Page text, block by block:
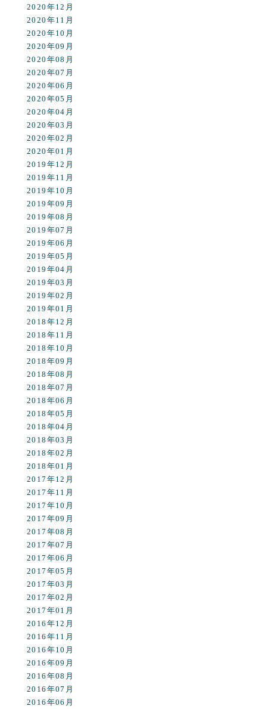
2020年12月
2020年11月
2020年10月
2020年09月
2020年08月
2020年07月
2020年06月
2020年05月
2020年04月
2020年03月
2020年02月
2020年01月
2019年12月
2019年11月
2019年10月
2019年09月
2019年08月
2019年07月
2019年06月
2019年05月
2019年04月
2019年03月
2019年02月
2019年01月
2018年12月
2018年11月
2018年10月
2018年09月
2018年08月
2018年07月
2018年06月
2018年05月
2018年04月
2018年03月
2018年02月
2018年01月
2017年12月
2017年11月
2017年10月
2017年09月
2017年08月
2017年07月
2017年06月
2017年05月
2017年03月
2017年02月
2017年01月
2016年12月
2016年11月
2016年10月
2016年09月
2016年08月
2016年07月
2016年06月